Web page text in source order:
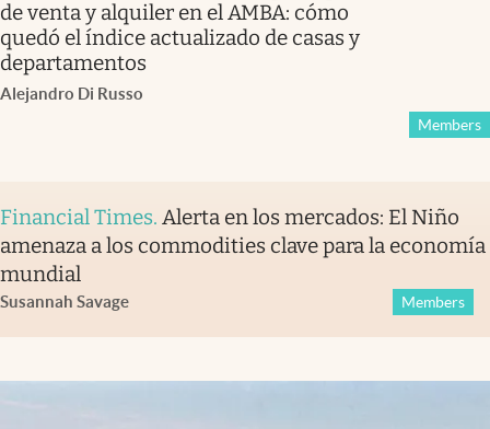
de venta y alquiler en el AMBA: cómo
quedó el índice actualizado de casas y
departamentos
Alejandro Di Russo
Members
Financial Times. Alerta en los mercados: El Niño
amenaza a los commodities clave para la economía
mundial
Susannah Savage Members